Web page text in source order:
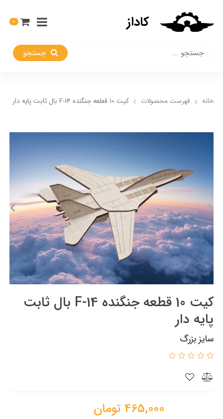
کاداز 0
خانه فهرست محصولات کیت 10 قطعه جنگنده F-14 بال ثابت پایه دار
کیت 10 قطعه جنگنده F-14 بال ثابت
پایه دار
سایز بزرگ
465,000 تومان